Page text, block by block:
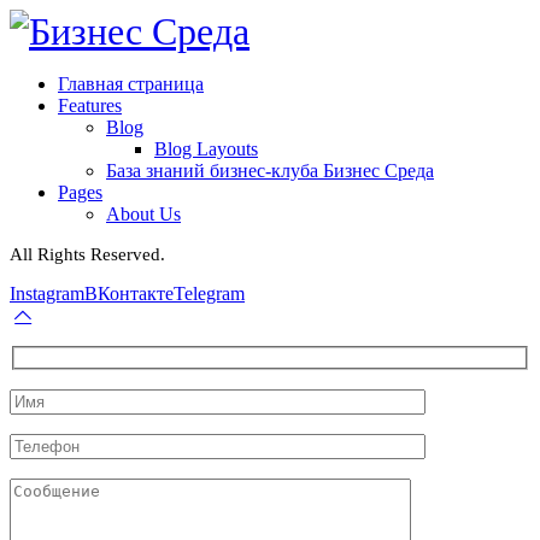
Главная страница
Features
Blog
Blog Layouts
База знаний бизнес-клуба Бизнес Среда
Pages
About Us
All Rights Reserved.
InstagramВКонтактеTelegram